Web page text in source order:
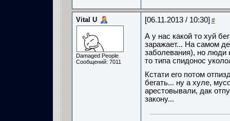
Vital U
Damaged People
Сообщений: 7011
[06.11.2013 / 10:30] #
А у нас какой то хуй
заражает... На самом
заболевания), но люди
то типа спидонос
Кстати его потом
бегать... ну а хуле,
арестовывали, дак
закону...